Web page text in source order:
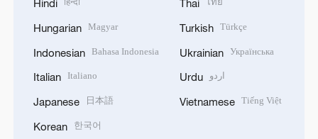
Hindi
Hungarian Magyar
Indonesian Bahasa Indonesia
Italian Italiano
Japanese 日本語
Korean 한국어
Thai
Turkish Türkçe
Ukrainian Українська
Urdu اردو
Vietnamese Tiếng Việt